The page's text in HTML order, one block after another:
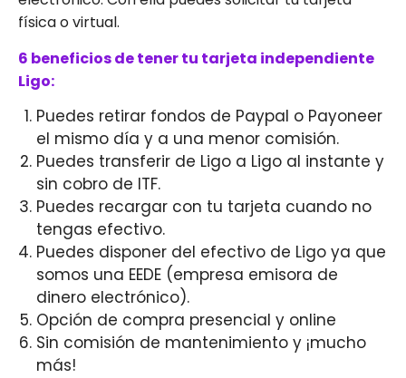
física o virtual.
6 beneficios de tener tu tarjeta independiente
Ligo:
Puedes retirar fondos de Paypal o Payoneer
el mismo día y a una menor comisión.
Puedes transferir de Ligo a Ligo al instante y
sin cobro de ITF.
Puedes recargar con tu tarjeta cuando no
tengas efectivo.
Puedes disponer del efectivo de Ligo ya que
somos una EEDE (empresa emisora de
dinero electrónico).
Opción de compra presencial y online
Sin comisión de mantenimiento y ¡mucho
más!